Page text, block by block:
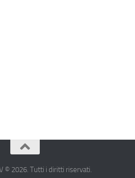
© 2026. Tutti i diritti riservati.